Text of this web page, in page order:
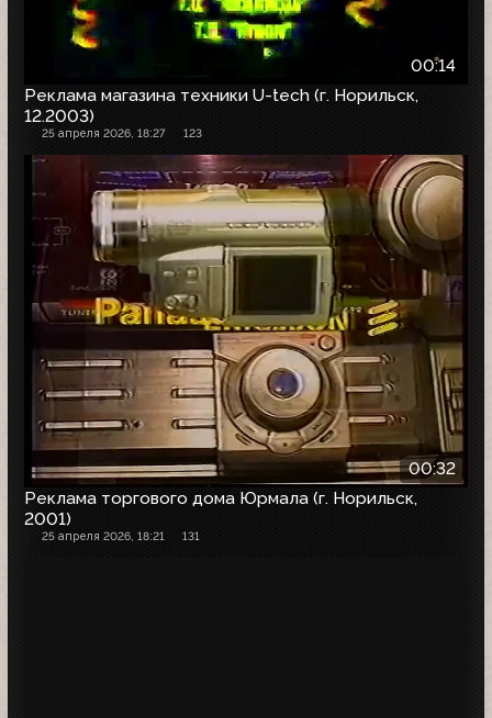
00:14
Реклама магазина техники U-tech (г. Норильск,
12.2003)
25 апреля 2026, 18:27 123
00:32
Реклама торгового дома Юрмала (г. Норильск,
2001)
25 апреля 2026, 18:21 131